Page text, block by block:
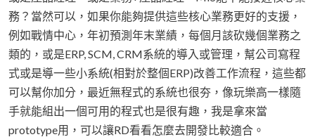
務？當然可以，如果你能夠提供這些核心業務更好的支援，
例如戰情中心，年初預測年末業績，每個月該砍幾個業務之
類的，或是ERP, SCM, CRM系統的導入或管理，幫公司寫程
式或是導一些小系統(相對於整個ERP)改善工作流程，這些都
可以幫你加分，最近無程式的系統也很夯，像玩樂高一樣隨
手就能組出一個可用的程式也是很有趣，我是拿來當
prototype用，可以讓RD看看怎麼去開發比較適合。